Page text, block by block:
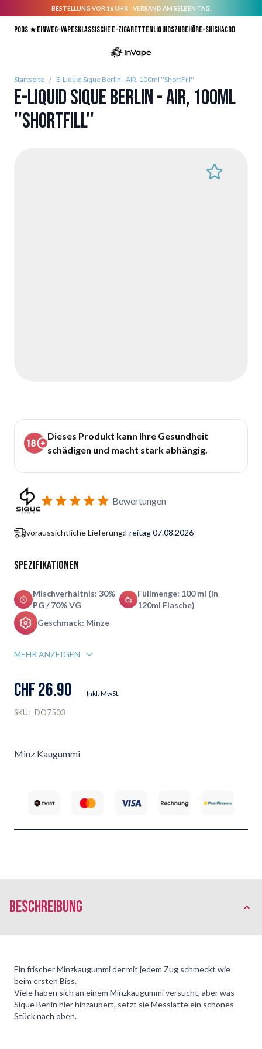
BESTELLUNG VOR 16 UHR - VERSAND AM SELBEN TAG.
Pods ★Einweg-VapesKlassische E-ZigarettenLiquidsZubehörE-ShishaCBD
Startseite / E-Liquid Sique Berlin - AIR, 100ml ''ShortFill''
E-Liquid Sique Berlin - AIR, 100ml
''ShortFill''
Dieses Produkt kann Ihre Gesundheit
schädigen und macht stark abhängig.
Bewertungen
voraussichtliche Lieferung:Freitag 07.08.2026
Spezifikationen
Mischverhältnis: 30%
PG / 70% VG
Füllmenge: 100 ml (in
120ml Flasche)
Geschmack: Minze
MEHR ANZEIGEN
CHF 26.90 Inkl. MwSt.
SKU: DO7503
Minz Kaugummi
Beschreibung
Ein frischer Minzkaugummi der mit jedem Zug schmeckt wie
beim ersten Biss.
Viele haben sich an einem Minzkaugummi versucht, aber was
Sique Berlin hier hinzaubert, setzt sie Messlatte ein schönes
Stück nach oben.